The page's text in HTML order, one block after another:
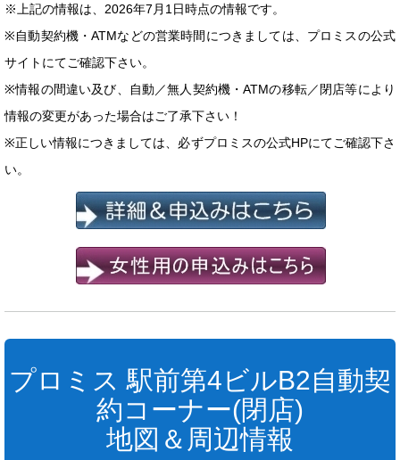
※上記の情報は、2026年7月1日時点の情報です。
※自動契約機・ATMなどの営業時間につきましては、プロミスの公式
サイトにてご確認下さい。
※情報の間違い及び、自動／無人契約機・ATMの移転／閉店等により
情報の変更があった場合はご了承下さい！
※正しい情報につきましては、必ずプロミスの公式HPにてご確認下さ
い。
プロミス 駅前第4ビルB2自動契
約コーナー(閉店)
地図＆周辺情報